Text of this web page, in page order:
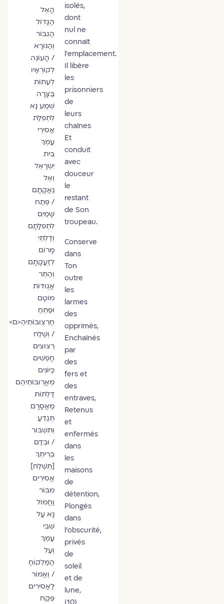
isolés,
dont
nul ne
connaît
l’emplacement.
Il libère
les
prisonniers
de
leurs
chaînes
Et
conduit
avec
douceur
le
restant
de Son
troupeau.
Conserve
dans
Ton
outre
les
larmes
des
opprimés,
Enchaînés
par
des
fers et
des
entraves,
Retenus
et
enfermés
dans
les
maisons
de
détention,
Plongés
dans
l’obscurité,
privés
de
soleil
et de
lune,
הָאֵל
הַגָּדוֹל
הַגִּבּוֹר
וְהַנּוֹרָא
/ הָעוֹנֶה
לְקוֹרְאָיו
לְעִתּוֹת
בַּצָּרָה
שְׁמַע נָא
לִתְפִלַּת
אֲסִירֵי
עַמְּךָ
בֵּית
יִשְׂרָאֵל
וְאֶל
נַאֲקָתָם
/ פְּתַח
שָׁמַיִם
לִתְפִלָּתָם
וְדַלְתֵי
מָרוֹם
לְזַעֲקָתָם
וְהַתֵּר
אֲגֻודּוֹת
מוֹטָם
וּפַתֵּחַ
חַרְצֻובּוֹתֵיהֶ<ם>
/ וְשַׁלַּח
רְצוּצִים
חָפְשִׁים
כַּיּוֹנִים
מֵאֲרֻובּוֹתֵיהֶם
דַּלְתוֹת
מַאֲסָרָם
תְּגַדֵּעַ
וְתִשְׁבּוֹר
/ וּבְדַם
בְּרִיתְךָ
[תְּשַׁלַּח]
אֲסִירִים
מִבּוֹר
וַחֲמוֹל
נָא עַל
שְׁבִי
עַמְּךָ
וְעַל
הַמַּלְקוֹחַ
/ וֶאֱמוֹר
לַאֲסִירִים
פְּקַח